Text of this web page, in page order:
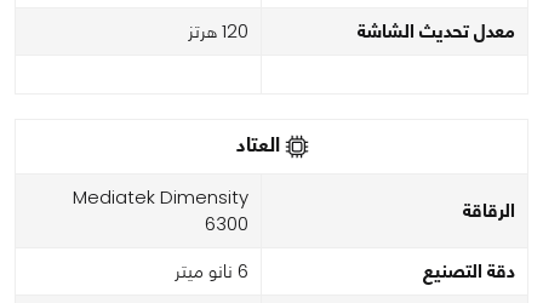
معدل تحديث الشاشة 120 هرتز
العتاد
الرقاقة
Mediatek Dimensity
6300
دقة التصنيع 6 نانو ميتر